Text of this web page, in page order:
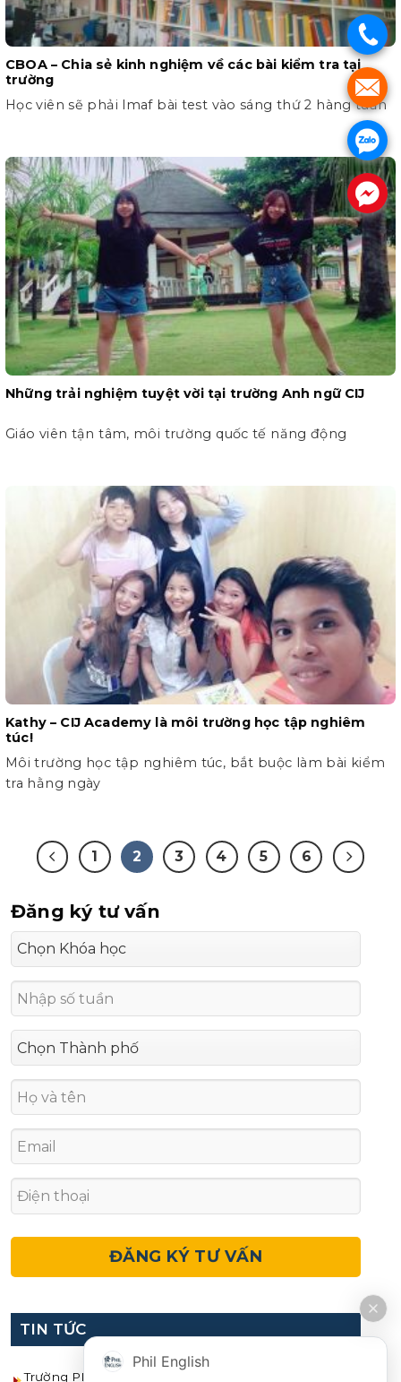
CBOA – Chia sẻ kinh nghiệm về các bài kiểm tra tại
trường
Học viên sẽ phải lmaf bài test vào sáng thứ 2 hàng tuần
Những trải nghiệm tuyệt vời tại trường Anh ngữ CIJ
Giáo viên tận tâm, môi trường quốc tế năng động
Kathy – CIJ Academy là môi trường học tập nghiêm
túc!
Môi trường học tập nghiêm túc, bắt buộc làm bài kiểm
tra hằng ngày
1 2 3 4 5 6
Đăng ký tư vấn
TIN TỨC
Trường PINES sát nhập 2 cơ sở từ tháng 10/2026
.
.
.
.
Phil English